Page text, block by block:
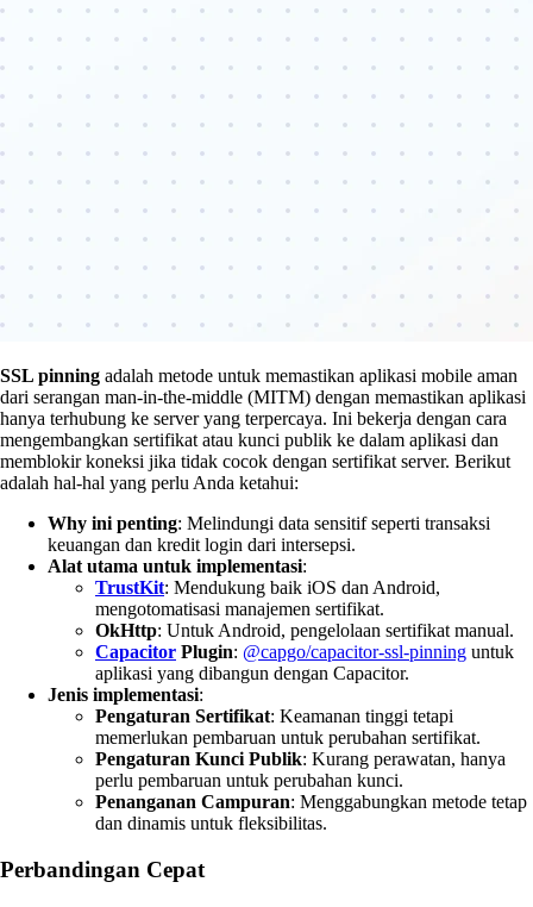
SSL pinning adalah metode untuk memastikan aplikasi mobile aman
dari serangan man-in-the-middle (MITM) dengan memastikan aplikasi
hanya terhubung ke server yang terpercaya. Ini bekerja dengan cara
mengembangkan sertifikat atau kunci publik ke dalam aplikasi dan
memblokir koneksi jika tidak cocok dengan sertifikat server. Berikut
adalah hal-hal yang perlu Anda ketahui:
Why ini penting: Melindungi data sensitif seperti transaksi
keuangan dan kredit login dari intersepsi.
Alat utama untuk implementasi:
TrustKit: Mendukung baik iOS dan Android,
mengotomatisasi manajemen sertifikat.
OkHttp: Untuk Android, pengelolaan sertifikat manual.
Capacitor Plugin: @capgo/capacitor-ssl-pinning untuk
aplikasi yang dibangun dengan Capacitor.
Jenis implementasi:
Pengaturan Sertifikat: Keamanan tinggi tetapi
memerlukan pembaruan untuk perubahan sertifikat.
Pengaturan Kunci Publik: Kurang perawatan, hanya
perlu pembaruan untuk perubahan kunci.
Penanganan Campuran: Menggabungkan metode tetap
dan dinamis untuk fleksibilitas.
Perbandingan Cepat